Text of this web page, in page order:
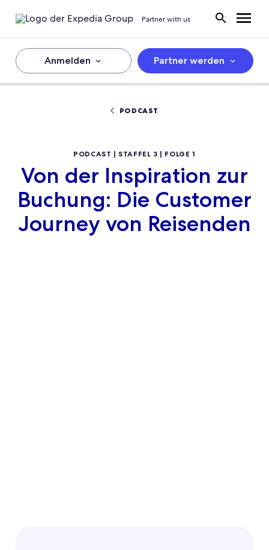
Partner with us
Anmelden Partner werden
PODCAST
PODCAST | STAFFEL 3 | FOLGE 1
Von der Inspiration zur
Buchung: Die Customer
Journey von Reisenden